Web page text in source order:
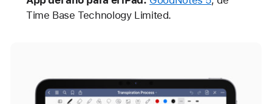
Time Base Technology Limited.